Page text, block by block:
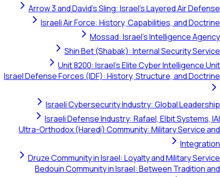
Arrow 3 and David's Sling: Israel's Layered Air Defense
Israeli Air Force: History, Capabilities, and Doctrine
Mossad: Israel's Intelligence Agency
Shin Bet (Shabak): Internal Security Service
Unit 8200: Israel's Elite Cyber Intelligence Unit
Israel Defense Forces (IDF): History, Structure, and Doctrine
Israeli Cybersecurity Industry: Global Leadership
Israeli Defense Industry: Rafael, Elbit Systems, IAI
Ultra-Orthodox (Haredi) Community: Military Service and
Integration
Druze Community in Israel: Loyalty and Military Service
Bedouin Community in Israel: Between Tradition and